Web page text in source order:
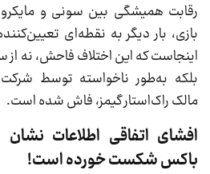
رقابت همیشگی بین سونی و
بازی، بار دیگر به نقطه‌ای
اینجاست که این اختلاف فاحش، نه
مالک راک‌استار گیمز، فاش شده است.
افشای اتفاقی اطلاعات
باکس شکست خورده است!